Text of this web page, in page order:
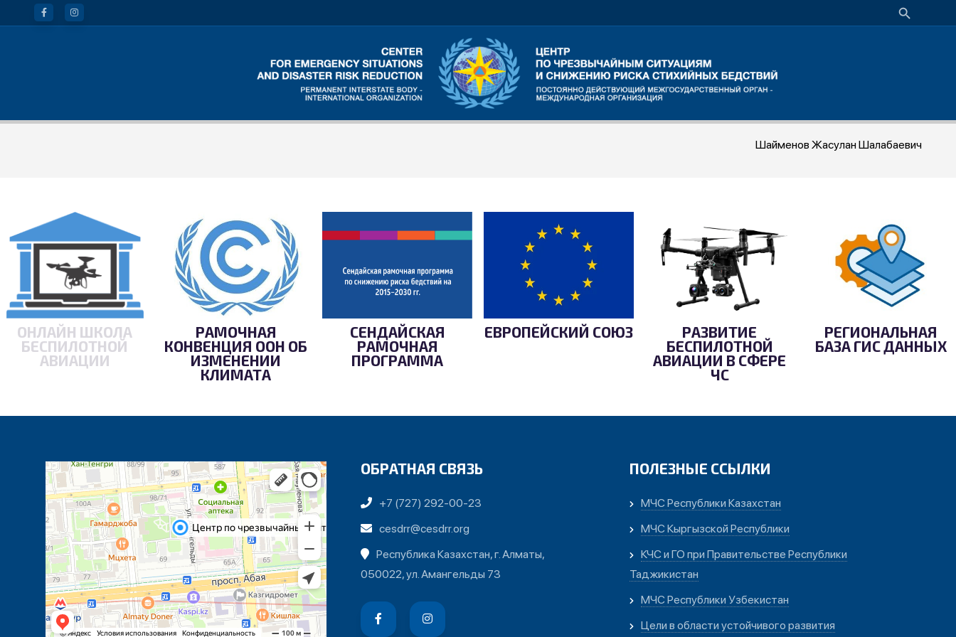
Шайменов Жасулан Шалабаевич
ОНЛАЙН ШКОЛА
БЕСПИЛОТНОЙ
АВИАЦИИ
РАМОЧНАЯ
КОНВЕНЦИЯ ООН ОБ
ИЗМЕНЕНИИ
КЛИМАТА
СЕНДАЙСКАЯ
РАМОЧНАЯ
ПРОГРАММА
ЕВРОПЕЙСКИЙ СОЮЗ
РАЗВИТИЕ
БЕСПИЛОТНОЙ
АВИАЦИИ В СФЕРЕ
ЧС
РЕГИОНАЛЬНАЯ
БАЗА ГИС ДАННЫХ
ОБРАТНАЯ СВЯЗЬ
+7 (727) 292-00-23
cesdrr@cesdrr.org
Республика Казахстан, г. Алматы,
050022, ул. Амангельды 73
ПОЛЕЗНЫЕ ССЫЛКИ
МЧС Республики Казахстан
МЧС Кыргызской Республики
КЧС и ГО при Правительстве Республики
Таджикистан
МЧС Республики Узбекистан
Цели в области устойчивого развития